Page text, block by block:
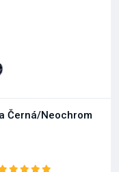
Černá/Neochrom